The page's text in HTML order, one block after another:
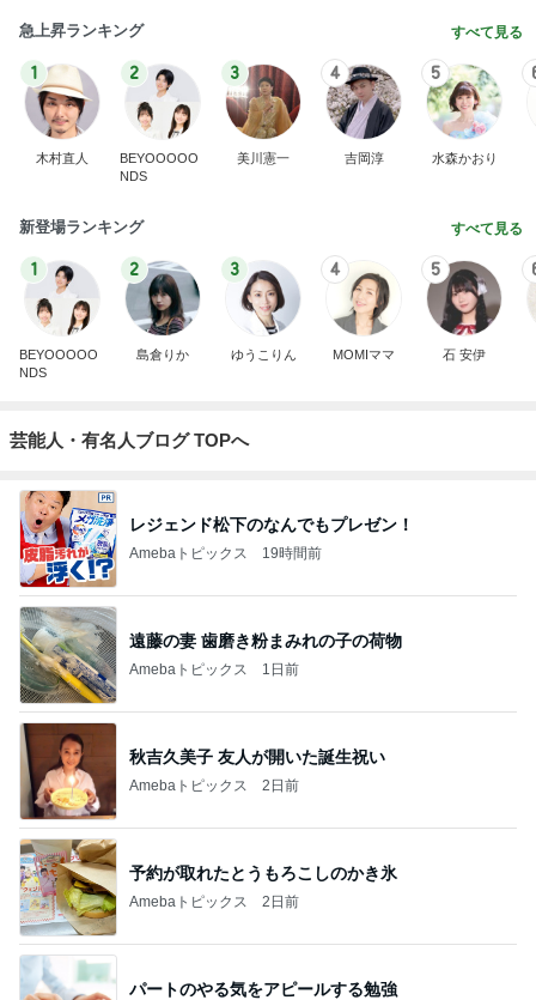
急上昇ランキング すべて見る
1
木村直人
2
BEYOOOOO
NDS
3
美川憲一
4
吉岡淳
5
水森かおり
新登場ランキング すべて見る
1
BEYOOOOO
NDS
2
島倉りか
3
ゆうこりん
4
MOMIママ
5
石 安伊
芸能人・有名人ブログ TOPへ
レジェンド松下のなんでもプレゼン！
Amebaトピックス 19時間前
遠藤の妻 歯磨き粉まみれの子の荷物
Amebaトピックス 1日前
秋吉久美子 友人が開いた誕生祝い
Amebaトピックス 2日前
予約が取れたとうもろこしのかき氷
Amebaトピックス 2日前
パートのやる気をアピールする勉強